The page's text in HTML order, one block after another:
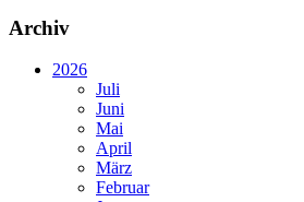
Archiv
2026
Juli
Juni
Mai
April
März
Februar